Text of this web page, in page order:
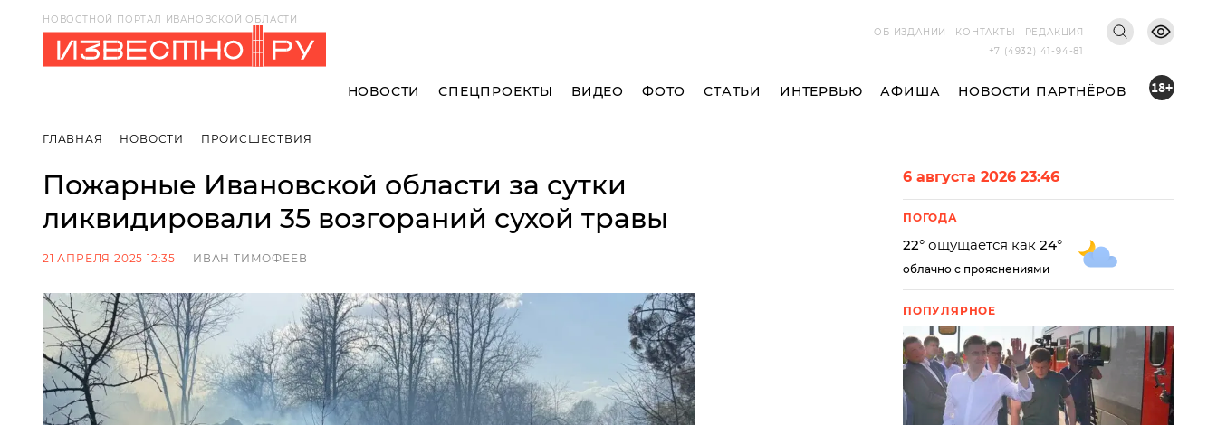
НОВОСТНОЙ ПОРТАЛ ИВАНОВСКОЙ ОБЛАСТИ
ОБ ИЗДАНИИ
КОНТАКТЫ
РЕДАКЦИЯ
+7 (4932) 41-94-81
НОВОСТИ СПЕЦПРОЕКТЫ ВИДЕО ФОТО СТАТЬИ ИНТЕРВЬЮ АФИША НОВОСТИ ПАРТНЁРОВ 18+
ГЛАВНАЯ НОВОСТИ ПРОИСШЕСТВИЯ
Пожарные Ивановской области за сутки
ликвидировали 35 возгораний сухой травы
21 АПРЕЛЯ 2025 12:35 ИВАН ТИМОФЕЕВ
6 августа 2026 23:46
ПОГОДА
22° ощущается как 24°
облачно с прояснениями
ПОПУЛЯРНОЕ